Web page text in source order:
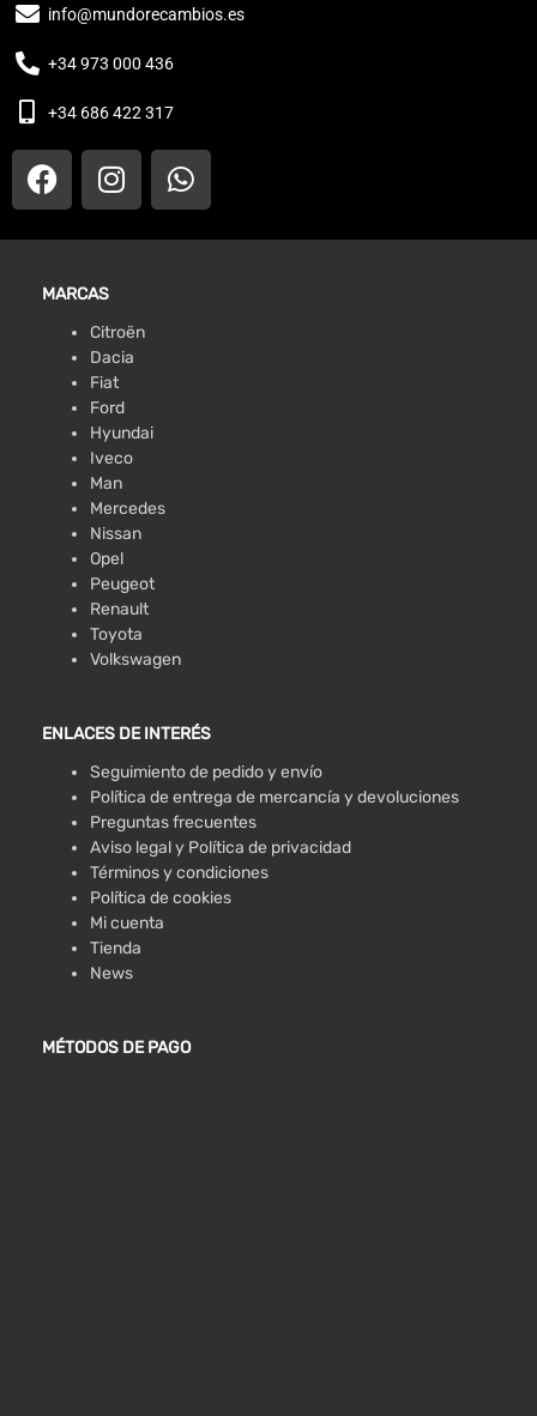
info@mundorecambios.es
+34 973 000 436
+34 686 422 317
MARCAS
Citroën
Dacia
Fiat
Ford
Hyundai
Iveco
Man
Mercedes
Nissan
Opel
Peugeot
Renault
Toyota
Volkswagen
ENLACES DE INTERÉS
Seguimiento de pedido y envío
Política de entrega de mercancía y devoluciones
Preguntas frecuentes
Aviso legal y Política de privacidad
Términos y condiciones
Política de cookies
Mi cuenta
Tienda
News
MÉTODOS DE PAGO